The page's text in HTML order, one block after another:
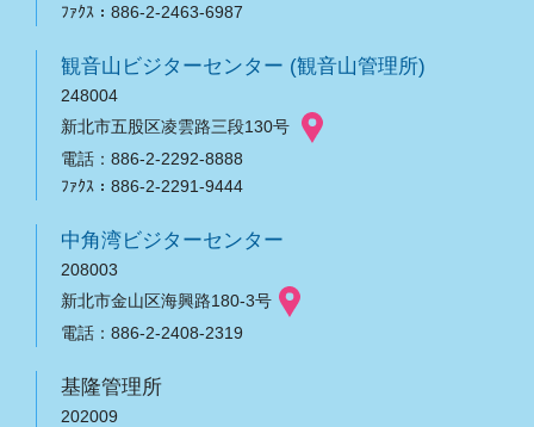
ﾌｧｸｽ：886-2-2463-6987
観音山ビジターセンター (観音山管理所)
248004
新北市五股区凌雲路三段130号
電話：886-2-2292-8888
ﾌｧｸｽ：886-2-2291-9444
中角湾ビジターセンター
208003
新北市金山区海興路180-3号
電話：886-2-2408-2319
基隆管理所
202009